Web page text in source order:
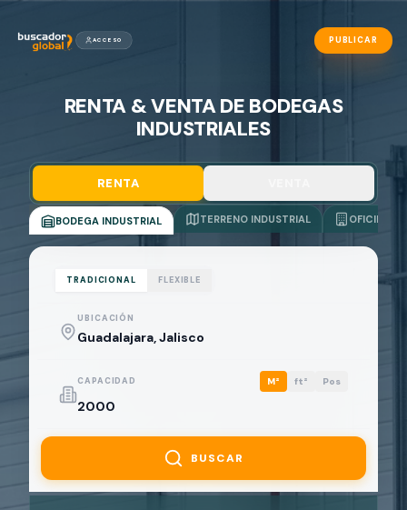
ACCESO PUBLICAR
RENTA & VENTA DE BODEGAS
INDUSTRIALES
RENTA
BODEGA INDUSTRIAL TERRENO INDUSTRIAL OFICINAS
TRADICIONAL FLEXIBLE
UBICACIÓN
CAPACIDAD M² ft² Pos
BUSCAR